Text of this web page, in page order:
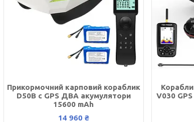
Прикормочний карповий кораблик
D50B с GPS ДВА акумулятори
15600 mAh
14 960 ₴
V030